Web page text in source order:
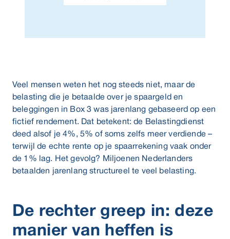
Veel mensen weten het nog steeds niet, maar de
belasting die je betaalde over je spaargeld en
beleggingen in Box 3 was jarenlang gebaseerd op een
fictief rendement. Dat betekent: de Belastingdienst
deed alsof je 4%, 5% of soms zelfs meer verdiende –
terwijl de echte rente op je spaarrekening vaak onder
de 1% lag. Het gevolg? Miljoenen Nederlanders
betaalden jarenlang structureel te veel belasting.
De rechter greep in: deze
manier van heffen is